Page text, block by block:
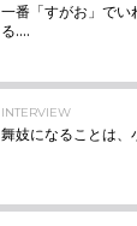
一番「すがお」で
る....
INTERVIEW
舞妓になることは